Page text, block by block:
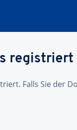
registriert
Falls Sie der